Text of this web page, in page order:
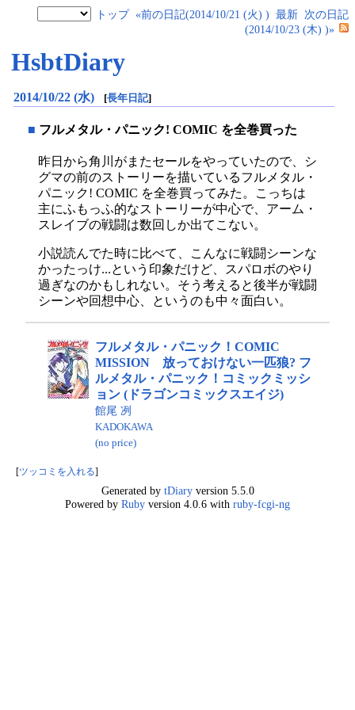
トップ «前の日記(2014/10/21 (火) ) 最新 次の日記
(2014/10/23 (木) )»
HsbtDiary
2014/10/22 (水) [長年日記]
■ フルメタル・パニック! COMIC を全巻買った
昨日から角川がまたセールをやっていたので、シ
グマの前のストーリーを描いているフルメタル・
パニック! COMIC を全巻買ってみた。こっちは
主にふもっふ的なストーリーが中心で、アーム・
スレイブの戦闘は数回しか出てこない。
小説読んでた時に比べて、こんなに戦闘シーンな
かったっけ...という印象だけど、スパロボのやり
過ぎなのかもしれない。そう考えると後半が戦闘
シーンや回想中心、というのも中々面白い。
フルメタル・パニック！COMIC
MISSION 放っておけない一匹狼? フ
ルメタル・パニック！コミックミッシ
ョン (ドラゴンコミックスエイジ)
館尾 冽
KADOKAWA
(no price)
[ツッコミを入れる]
Generated by tDiaryversion 5.5.0
Powered by Ruby version 4.0.6 with ruby-fcgi-ng